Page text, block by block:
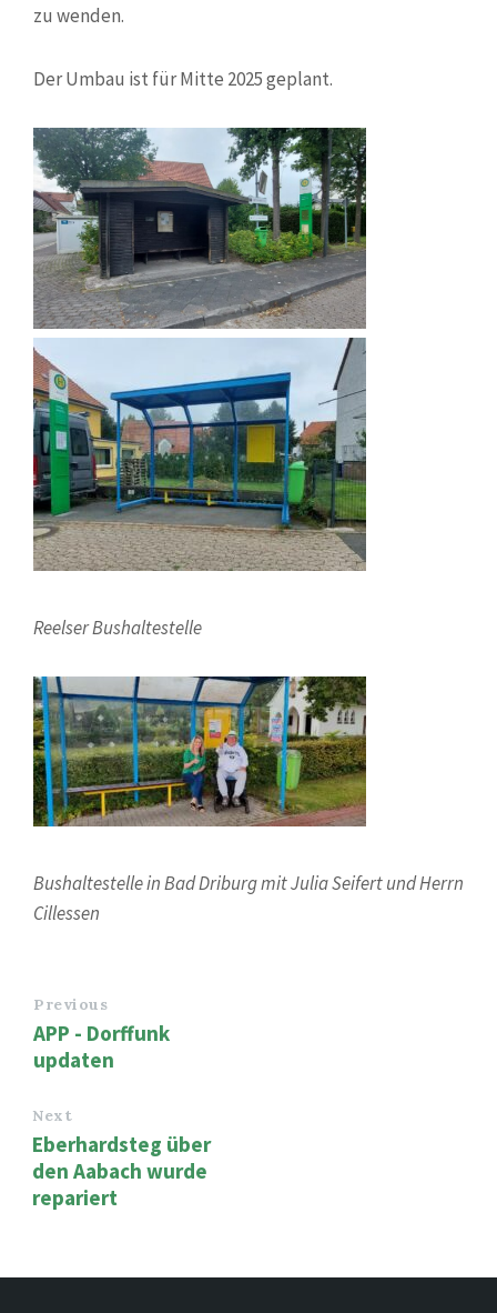
zu wenden.
Der Umbau ist für Mitte 2025 geplant.
Reelser Bushaltestelle
Bushaltestelle in Bad Driburg mit Julia Seifert und Herrn
Cillessen
Previous
APP - Dorffunk
updaten
Next
Eberhardsteg über
den Aabach wurde
repariert